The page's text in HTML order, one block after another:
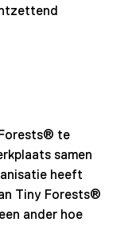
te
samen
heeft
Tiny Forests®
ander hoe